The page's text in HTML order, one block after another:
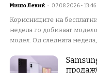
Мишо Лекиќ - 07.08.2026 - 13:46
Корисниците на
недела го добиваат
модел. Од следната